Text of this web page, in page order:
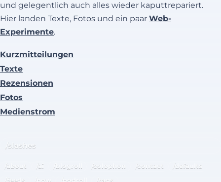
und gelegentlich auch alles wieder kaputtrepariert.
Hier landen Texte, Fotos und ein paar Web-
Experimente.
Kurzmitteilungen
Texte
Rezensionen
Fotos
Medienstrom
/slashes
/about /ai /blogroll /colophon /contact
/defaults
/feeds
/now /podroll /tags